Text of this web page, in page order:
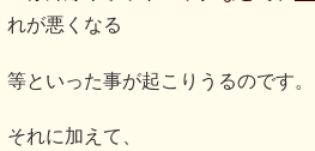
れが悪くなる
等といった事が起こりうるのです。
それに加えて、